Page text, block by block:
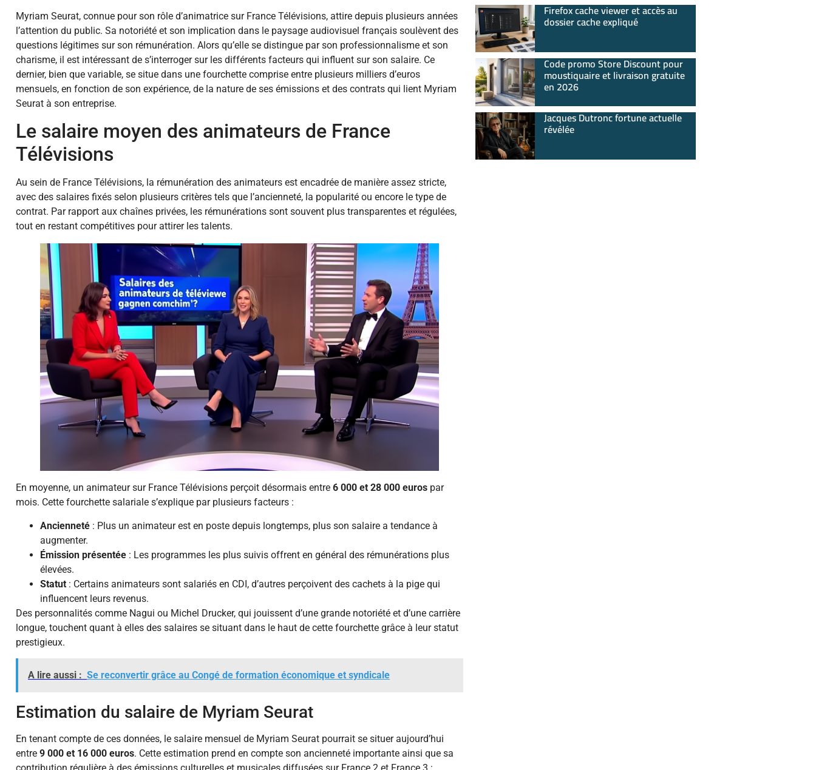
Myriam Seurat, connue pour son rôle d’animatrice sur France Télévisions, attire depuis plusieurs années
l’attention du public. Sa notoriété et son implication dans le paysage audiovisuel français soulèvent des
questions légitimes sur son rémunération. Alors qu’elle se distingue par son professionnalisme et son
charisme, il est intéressant de s’interroger sur les différents facteurs qui influent sur son salaire. Ce
dernier, bien que variable, se situe dans une fourchette comprise entre plusieurs milliers d’euros
mensuels, en fonction de son expérience, de la nature de ses émissions et des contrats qui lient Myriam
Seurat à son entreprise.
Le salaire moyen des animateurs de France
Télévisions
Au sein de France Télévisions, la rémunération des animateurs est encadrée de manière assez stricte,
avec des salaires fixés selon plusieurs critères tels que l’ancienneté, la popularité ou encore le type de
contrat. Par rapport aux chaînes privées, les rémunérations sont souvent plus transparentes et régulées,
tout en restant compétitives pour attirer les talents.
En moyenne, un animateur sur France Télévisions perçoit désormais entre 6 000 et 28 000 euros par
mois. Cette fourchette salariale s’explique par plusieurs facteurs :
Ancienneté : Plus un animateur est en poste depuis longtemps, plus son salaire a tendance à
augmenter.
Émission présentée : Les programmes les plus suivis offrent en général des rémunérations plus
élevées.
Statut : Certains animateurs sont salariés en CDI, d’autres perçoivent des cachets à la pige qui
influencent leurs revenus.
Des personnalités comme Nagui ou Michel Drucker, qui jouissent d’une grande notoriété et d’une carrière
longue, touchent quant à elles des salaires se situant dans le haut de cette fourchette grâce à leur statut
prestigieux.
A lire aussi : Se reconvertir grâce au Congé de formation économique et syndicale
Estimation du salaire de Myriam Seurat
En tenant compte de ces données, le salaire mensuel de Myriam Seurat pourrait se situer aujourd’hui
entre 9 000 et 16 000 euros. Cette estimation prend en compte son ancienneté importante ainsi que sa
Firefox cache viewer et accès au
dossier cache expliqué
Code promo Store Discount pour
moustiquaire et livraison gratuite
en 2026
Jacques Dutronc fortune actuelle
révélée